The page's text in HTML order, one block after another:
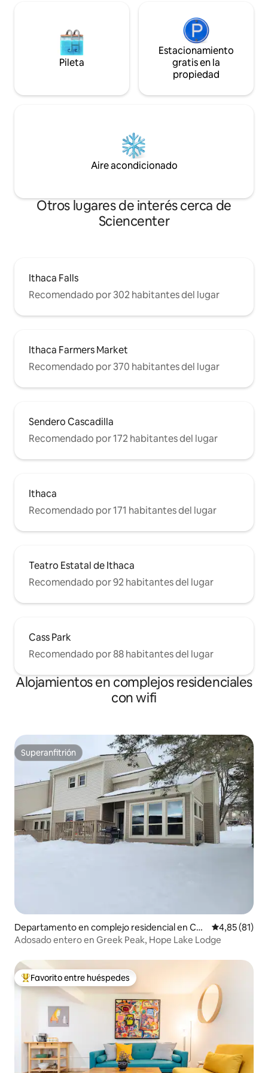
Pileta
Estacionamiento
gratis en la
propiedad
Aire acondicionado
Otros lugares de interés cerca de
Sciencenter
Ithaca Falls
Recomendado por 302 habitantes del lugar
Ithaca Farmers Market
Recomendado por 370 habitantes del lugar
Sendero Cascadilla
Recomendado por 172 habitantes del lugar
Ithaca
Recomendado por 171 habitantes del lugar
Teatro Estatal de Ithaca
Recomendado por 92 habitantes del lugar
Cass Park
Recomendado por 88 habitantes del lugar
Alojamientos en complejos residenciales
con wifi
Superanfitrión
Superanfitrión
Departamento en complejo residencial en Cor
tland
Calificación
4,85 (81)
Adosado entero en Greek Peak, Hope Lake Lodge
Favorito entre los huéspedes más destacados
Favorito entre huéspedes